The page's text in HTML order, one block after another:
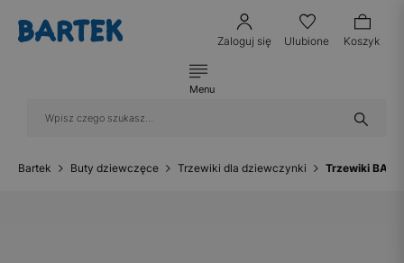
Zaloguj się Ulubione Koszyk
Menu
Bartek Buty dziewczęce Trzewiki dla dziewczynki Trzewiki